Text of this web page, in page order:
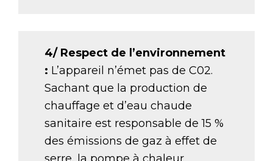
4/ Respect de l’environnement
: L’appareil n’émet pas de C02.
Sachant que la production de
chauffage et d’eau chaude
sanitaire est responsable de 15 %
des émissions de gaz à effet de